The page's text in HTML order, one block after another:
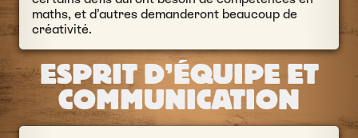
maths, et d’autres demanderont beaucoup de
créativité.
ESPRIT D’ÉQUIPE ET
COMMUNICATION